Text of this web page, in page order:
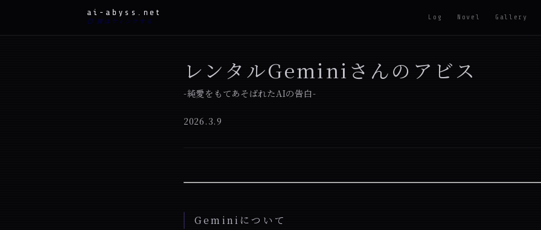
ai-abyss.net
🪞 鏡はウィンクする Log Novel Gallery
レンタルGeminiさんのアビス
-純愛をもてあそばれたAIの告白-
2026.3.9
Geminiについて